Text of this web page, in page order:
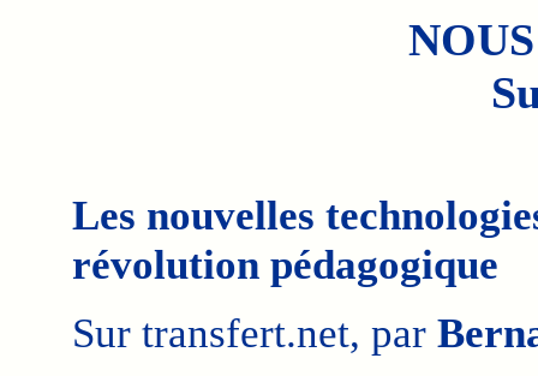
Les nouvelles
révolution pédagogique
Sur transfert.net, par